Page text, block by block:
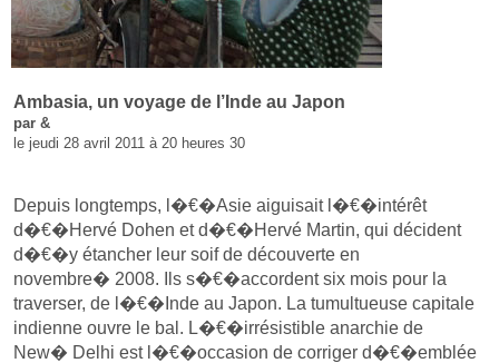
Ambasia, un voyage de l’Inde au Japon
par &
le jeudi 28 avril 2011 à 20 heures 30
Depuis longtemps, l�€�Asie aiguisait l�€�intérêt
d�€�Hervé Dohen et d�€�Hervé Martin, qui décident
d�€�y étancher leur soif de découverte en
novembre� 2008. Ils s�€�accordent six mois pour la
traverser, de l�€�Inde au Japon. La tumultueuse capitale
indienne ouvre le bal. L�€�irrésistible anarchie de
New� Delhi est l�€�occasion de corriger d�€�emblée